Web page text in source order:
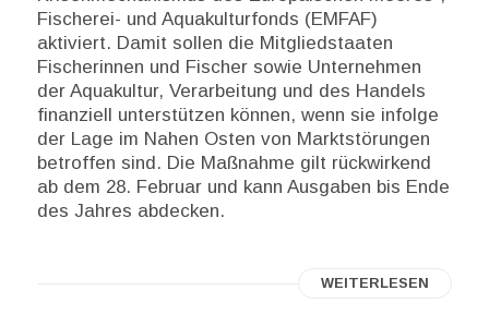
Fischerei- und Aquakulturfonds (EMFAF)
aktiviert. Damit sollen die Mitgliedstaaten
Fischerinnen und Fischer sowie Unternehmen
der Aquakultur, Verarbeitung und des Handels
finanziell unterstützen können, wenn sie infolge
der Lage im Nahen Osten von Marktstörungen
betroffen sind. Die Maßnahme gilt rückwirkend
ab dem 28. Februar und kann Ausgaben bis Ende
des Jahres abdecken.
WEITERLESEN